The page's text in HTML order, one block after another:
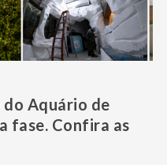
Aquário de
fase. Confira as